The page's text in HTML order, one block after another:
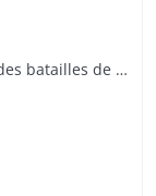
Vieil-Armand : monument commémoratif des batailles de la 1ère guerre mondiale